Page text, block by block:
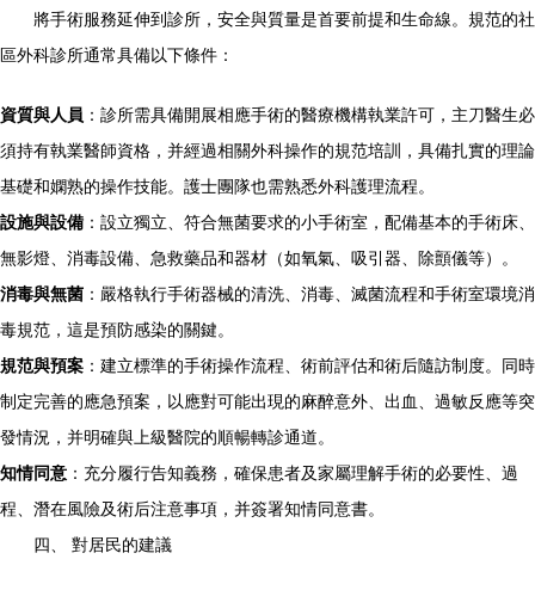
將手術服務延伸到診所，安全與質量是首要前提和生命線。規范的社
區外科診所通常具備以下條件：
資質與人員 ：診所需具備開展相應手術的醫療機構執業許可，主刀醫生必
須持有執業醫師資格，并經過相關外科操作的規范培訓，具備扎實的理論
基礎和嫻熟的操作技能。護士團隊也需熟悉外科護理流程。
設施與設備 ：設立獨立、符合無菌要求的小手術室，配備基本的手術床、
無影燈、消毒設備、急救藥品和器材（如氧氣、吸引器、除顫儀等）。
消毒與無菌 ：嚴格執行手術器械的清洗、消毒、滅菌流程和手術室環境消
毒規范，這是預防感染的關鍵。
規范與預案 ：建立標準的手術操作流程、術前評估和術后隨訪制度。同時
制定完善的應急預案，以應對可能出現的麻醉意外、出血、過敏反應等突
發情況，并明確與上級醫院的順暢轉診通道。
知情同意 ：充分履行告知義務，確保患者及家屬理解手術的必要性、過
程、潛在風險及術后注意事項，并簽署知情同意書。
四、 對居民的建議